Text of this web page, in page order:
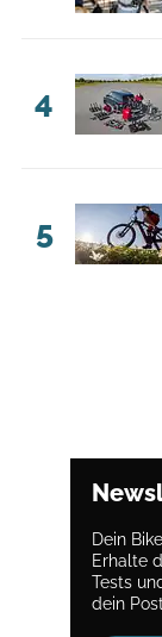
4
5
Dein
Erhalte
Tests
dein